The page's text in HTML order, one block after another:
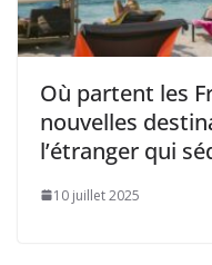
Où partent les
nouvelles
l’étranger qui
10 juillet 2025